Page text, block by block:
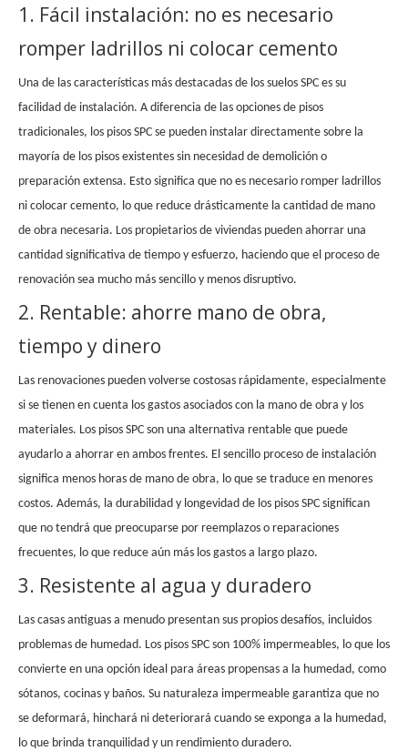
1. Fácil instalación: no es necesario
romper ladrillos ni colocar cemento
Una de las características más destacadas de los suelos SPC es su
facilidad de instalación. A diferencia de las opciones de pisos
tradicionales, los pisos SPC se pueden instalar directamente sobre la
mayoría de los pisos existentes sin necesidad de demolición o
preparación extensa. Esto significa que no es necesario romper ladrillos
ni colocar cemento, lo que reduce drásticamente la cantidad de mano
de obra necesaria. Los propietarios de viviendas pueden ahorrar una
cantidad significativa de tiempo y esfuerzo, haciendo que el proceso de
renovación sea mucho más sencillo y menos disruptivo.
2. Rentable: ahorre mano de obra,
tiempo y dinero
Las renovaciones pueden volverse costosas rápidamente, especialmente
si se tienen en cuenta los gastos asociados con la mano de obra y los
materiales. Los pisos SPC son una alternativa rentable que puede
ayudarlo a ahorrar en ambos frentes. El sencillo proceso de instalación
significa menos horas de mano de obra, lo que se traduce en menores
costos. Además, la durabilidad y longevidad de los pisos SPC significan
que no tendrá que preocuparse por reemplazos o reparaciones
frecuentes, lo que reduce aún más los gastos a largo plazo.
3. Resistente al agua y duradero
Las casas antiguas a menudo presentan sus propios desafíos, incluidos
problemas de humedad. Los pisos SPC son 100% impermeables, lo que los
convierte en una opción ideal para áreas propensas a la humedad, como
sótanos, cocinas y baños. Su naturaleza impermeable garantiza que no
se deformará, hinchará ni deteriorará cuando se exponga a la humedad,
lo que brinda tranquilidad y un rendimiento duradero.